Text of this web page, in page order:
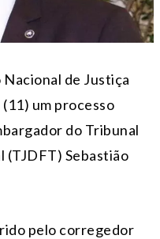
de Justiça
um processo
do Tribunal
(TJDFT) Sebastião
pelo corregedor